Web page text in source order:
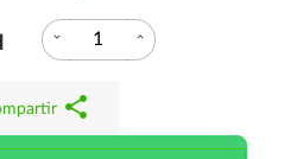
expand_more expand_less
share